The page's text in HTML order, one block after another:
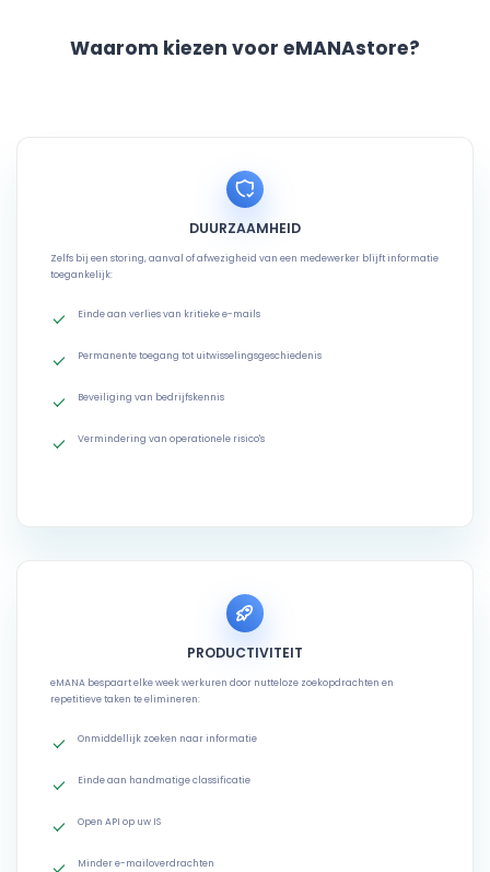
Waarom kiezen voor eMANAstore?
DUURZAAMHEID
Zelfs bij een storing, aanval of afwezigheid van een medewerker blijft informatie
toegankelijk:
Einde aan verlies van kritieke e-mails
Permanente toegang tot uitwisselingsgeschiedenis
Beveiliging van bedrijfskennis
Vermindering van operationele risico's
PRODUCTIVITEIT
eMANA bespaart elke week werkuren door nutteloze zoekopdrachten en
repetitieve taken te elimineren:
Onmiddellijk zoeken naar informatie
Einde aan handmatige classificatie
Open API op uw IS
Minder e-mailoverdrachten